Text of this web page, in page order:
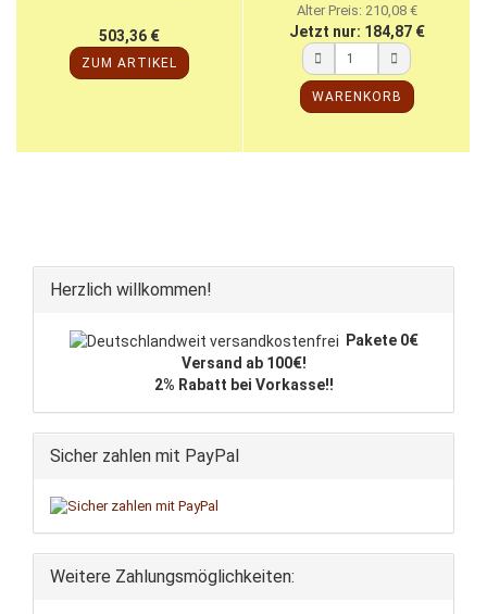
503,36 €
ZUM ARTIKEL
Alter Preis: 210,08 €
Jetzt nur: 184,87 €
WARENKORB
Herzlich willkommen!
Pakete 0€
Versand ab 100€!
2% Rabatt bei Vorkasse!!
Sicher zahlen mit PayPal
Weitere Zahlungsmöglichkeiten: